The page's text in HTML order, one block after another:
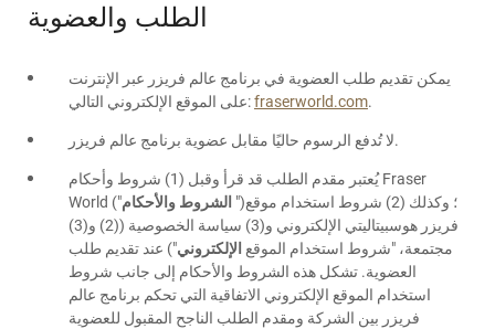
الطلب والعضوية
يمكن تقديم طلب العضوية في برنامج عالم فريزر عبر الإنترنت
على الموقع الإلكتروني التالي:fraserworld.com.
لا تُدفع الرسوم حاليًا مقابل عضوية برنامج عالم فريزر.
يُعتبر مقدم الطلب قد قرأ وقبل (1) شروط وأحكام Fraser
World ("
")؛ وكذلك (2) شروط استخدام موقع
فريزر هوسبيتاليتي الإلكتروني و(3) سياسة الخصوصية ((2) و(3)
مجتمعة، "شروط استخدام الموقع الإلكتروني") عند تقديم طلب
العضوية. تشكل هذه الشروط والأحكام إلى جانب شروط
استخدام الموقع الإلكتروني الاتفاقية التي تحكم برنامج عالم
فريزر بين الشركة ومقدم الطلب الناجح المقبول للعضوية